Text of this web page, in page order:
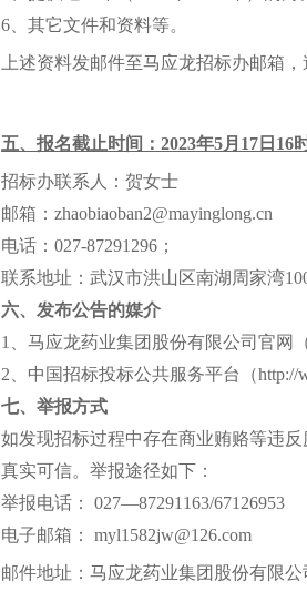
6 、其它文件和资料等。
上述资料发邮件至马应龙招标办邮箱
五、报名截止时间： 2023年5月 17 日 16
招标办联系人：贺女士
邮箱： zhaobiaoban2@mayinglong.cn
电话： 027-87291296 ；
联系地址：武汉市洪山区南湖周家湾
六、发布公告的媒介
1
、马应龙药业集团股份有限公司官网
2 、中国招标投标公共服务平台（http://
七、举报方式
如发现招标过程中存在商业贿赂等违
真实可信。举报途径如下：
举报电话：
027—87291163/67126953
电子邮箱：
myl1582jw@126.com
邮件地址：马应龙药业集团股份有限公